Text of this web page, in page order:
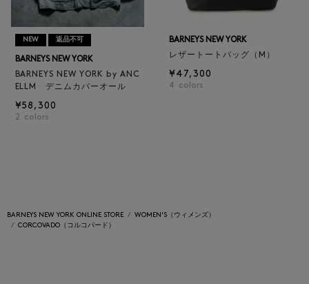
NEW 返品不可
BARNEYS NEW YORK
BARNEYS NEW YORK by ANC
ELLM デニムカバーオール
¥58,300
2 colors
BARNEYS NEW YORK
レザートートバッグ（M）
¥47,300
4 colors
BARNEYS NEW YORK ONLINE STORE
WOMEN'S（ウィメンズ）
CORCOVADO（コルコバード）